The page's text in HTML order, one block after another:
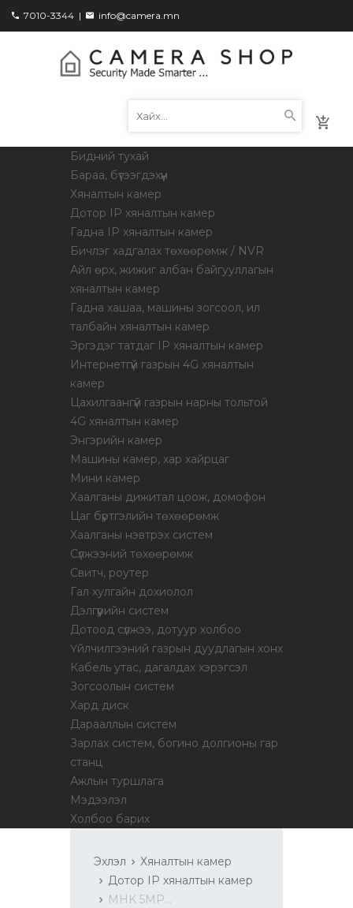
7010-3344 | info@camera.mn
Бидний тухай
Бараа, бүтээгдэхүүн
Хяналтын камер
Дотор IP хяналтын камер
Гадна IP хяналтын камер
Бичлэг хадгалах төхөөрөмж / NVR
Айл өрх, жижиг албан байгууллагын
хяналтын камер
Гадна хашаа, машины зогсоол, ил
талбайн хяналтын камер
Эргэдэг татдаг IP хяналтын камер
Интернетгүй газрын 4G хяналтын
камер
Цахилгаангүй газрын нарны тольтой
4G хяналтын камер
Энгэрийн камер
Машины камер, хар хайрцаг
Мини камер
Хаалганы дижитал цоож, домофон
Цаг бүртгэлийн төхөөрөмж
Хаалганы нэвтрэх систем
Сүлжээний төхөөрөмж
Свитч, роутер
Гал хулгайн дохиолол
Дэлгүүрийн систем
Дотоод сүлжээ, дотуур холбоо
Үйлчилгээний газрын дуудлагын хонх
Кабель утас, дагалдах хэрэгсэл
Зогсоолын систем
Хард диск
Дарааллын систем
Зарлах систем, богино долгионы гар
станц
Ажлын туршлага
Мэдээлэл
Холбоо барих
Эхлэл
Хяналтын камер
Дотор IP хяналтын камер
MHK 5MP...